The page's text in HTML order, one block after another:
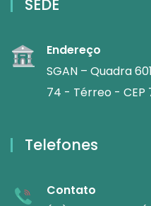
SEDE
Endereço
SGAN – Quadra
74 - Térreo - CEP
Telefones
Contato